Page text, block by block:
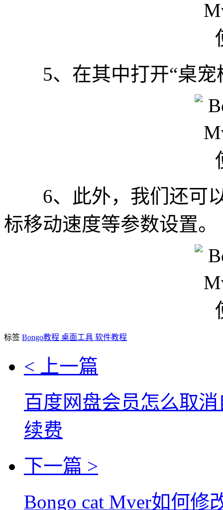
5、在其中打开“桌宠
6、此外，我们还可以
标移动速度等参数设置。
标签 Bongo教程 桌面工具 软件教程
< 上一篇
百度网盘会员怎么取
续费
下一篇 >
Bongo cat Mver如何修